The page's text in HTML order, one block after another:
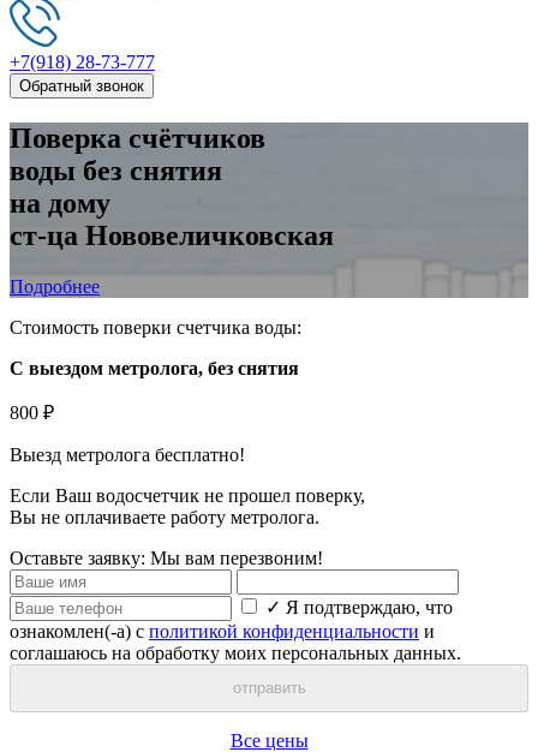
+7(918) 28-73-777
Обратный звонок
Поверка счётчиков
воды без снятия
на дому
ст-ца Нововеличковская
Подробнее
Стоимость поверки счетчика воды:
С выездом метролога, без снятия
800 ₽
Выезд метролога бесплатно!
Если Ваш водосчетчик не прошел поверку,
Вы не оплачиваете работу метролога.
Оставьте заявку: Мы вам перезвоним!
✓ Я подтверждаю, что
ознакомлен(-а) с политикой конфиденциальности и
соглашаюсь на обработку моих персональных данных.
отправить
Все цены